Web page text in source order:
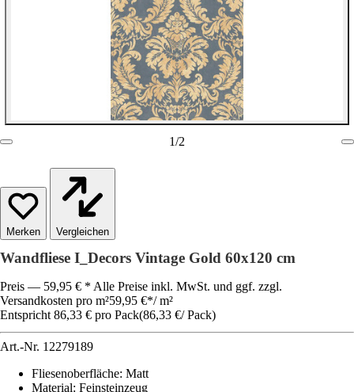
1/2
Vergleichen
Wandfliese I_Decors Vintage Gold 60x120 cm
Preis — 59,95 € * Alle Preise inkl. MwSt. und ggf. zzgl.
Versandkosten pro m²59,95 €*/ m²
Entspricht 86,33 € pro Pack(86,33 €/ Pack)
Art.-Nr. 12279189
Fliesenoberfläche: Matt
Material: Feinsteinzeug